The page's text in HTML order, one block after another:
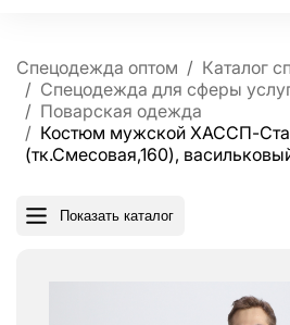
Спецодежда оптом
Каталог
Спецодежда для сферы
Поварская одежда
Костюм мужской ХАССП-
(тк.Смесовая,160),
Показать каталог